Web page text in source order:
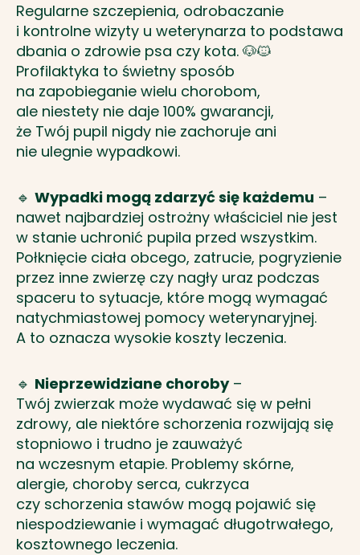
Regularne szczepienia, odrobaczanie
i kontrolne wizyty u weterynarza to podstawa
dbania o zdrowie psa czy kota. 🐶🐱
Profilaktyka to świetny sposób
na zapobieganie wielu chorobom,
ale niestety nie daje 100% gwarancji,
że Twój pupil nigdy nie zachoruje ani
nie ulegnie wypadkowi.
🔹 Wypadki mogą zdarzyć się każdemu –
nawet najbardziej ostrożny właściciel nie jest
w stanie uchronić pupila przed wszystkim.
Połknięcie ciała obcego, zatrucie, pogryzienie
przez inne zwierzę czy nagły uraz podczas
spaceru to sytuacje, które mogą wymagać
natychmiastowej pomocy weterynaryjnej.
A to oznacza wysokie koszty leczenia.
🔹 Nieprzewidziane choroby–
Twój zwierzak może wydawać się w pełni
zdrowy, ale niektóre schorzenia rozwijają się
stopniowo i trudno je zauważyć
na wczesnym etapie. Problemy skórne,
alergie, choroby serca, cukrzyca
czy schorzenia stawów mogą pojawić się
niespodziewanie i wymagać długotrwałego,
kosztownego leczenia.